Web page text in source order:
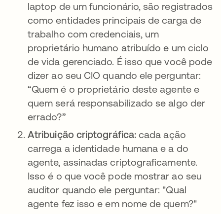
laptop de um funcionário, são registrados
como entidades principais de carga de
trabalho com credenciais, um
proprietário humano atribuído e um ciclo
de vida gerenciado. É isso que você pode
dizer ao seu CIO quando ele perguntar:
“Quem é o proprietário deste agente e
quem será responsabilizado se algo der
errado?”
Atribuição criptográfica: cada ação
carrega a identidade humana e a do
agente, assinadas criptograficamente.
Isso é o que você pode mostrar ao seu
auditor quando ele perguntar: "Qual
agente fez isso e em nome de quem?"